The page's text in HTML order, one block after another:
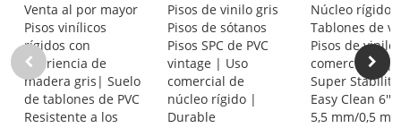
Venta al por mayor
Pisos vinílicos
rígidos con
apariencia de
madera gris| Suelo
de tablones de PVC
Resistente a los
Pisos de vinilo gris
Pisos de sótanos
Pisos SPC de PVC
vintage | Uso
comercial de
núcleo rígido |
Durable
Núcleo rígido
Tablones de
Pisos de vinilo
comerciales |
Super Stability
Easy Clean
5,5 mm/0,5